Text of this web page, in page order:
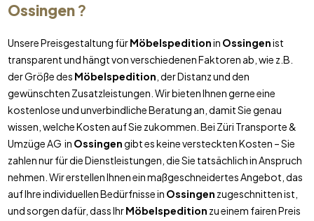
Ossingen?
Unsere Preisgestaltung fürMöbelspeditionin Ossingenist
transparent und hängt von verschiedenen Faktoren ab, wie z.B.
der Größe des Möbelspedition , der Distanz und den
gewünschten Zusatzleistungen. Wir bieten Ihnen gerne eine
kostenlose und unverbindliche Beratung an, damit Sie genau
wissen, welche Kosten auf Sie zukommen. Bei Züri Transporte &
Umzüge AG in Ossingengibt es keine versteckten Kosten – Sie
zahlen nur für die Dienstleistungen, die Sie tatsächlich in Anspruch
nehmen. Wir erstellen Ihnen ein maßgeschneidertes Angebot, das
auf Ihre individuellen Bedürfnisse in Ossingen zugeschnitten ist,
und sorgen dafür, dass IhrMöbelspedition zu einem fairen Preis